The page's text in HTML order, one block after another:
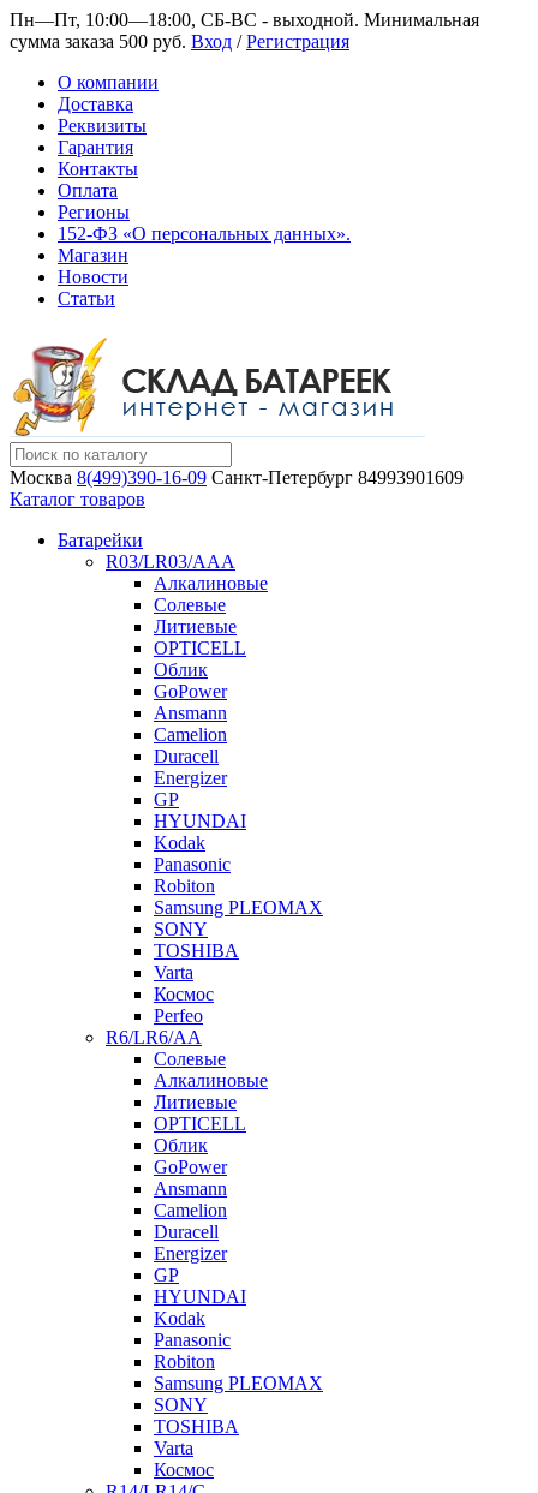
Пн—Пт, 10:00—18:00, СБ-ВС - выходной. Минимальная
сумма заказа 500 руб. Вход /Регистрация
О компании
Доставка
Реквизиты
Гарантия
Контакты
Оплата
Регионы
152-ФЗ «О персональных данных».
Магазин
Новости
Статьи
Москва 8(499)390-16-09 Санкт-Петербург 84993901609
Каталог товаров
Батарейки
R03/LR03/AAA
Алкалиновые
Солевые
Литиевые
OPTICELL
Облик
GoPower
Ansmann
Camelion
Duracell
Energizer
GP
HYUNDAI
Kodak
Panasonic
Robiton
Samsung PLEOMAX
SONY
TOSHIBA
Varta
Космос
Perfeo
R6/LR6/AA
Солевые
Алкалиновые
Литиевые
OPTICELL
Облик
GoPower
Ansmann
Camelion
Duracell
Energizer
GP
HYUNDAI
Kodak
Panasonic
Robiton
Samsung PLEOMAX
SONY
TOSHIBA
Varta
Космос